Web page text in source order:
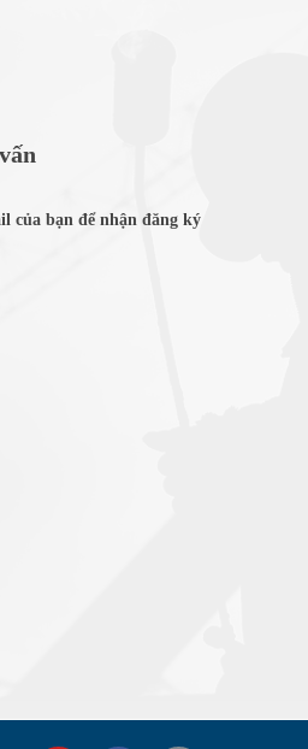
của bạn để nhận đăng ký